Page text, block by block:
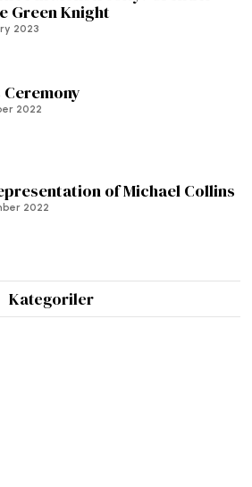
Green Knight
2023
Ceremony
2022
of Michael Collins
2022
Kategoriler